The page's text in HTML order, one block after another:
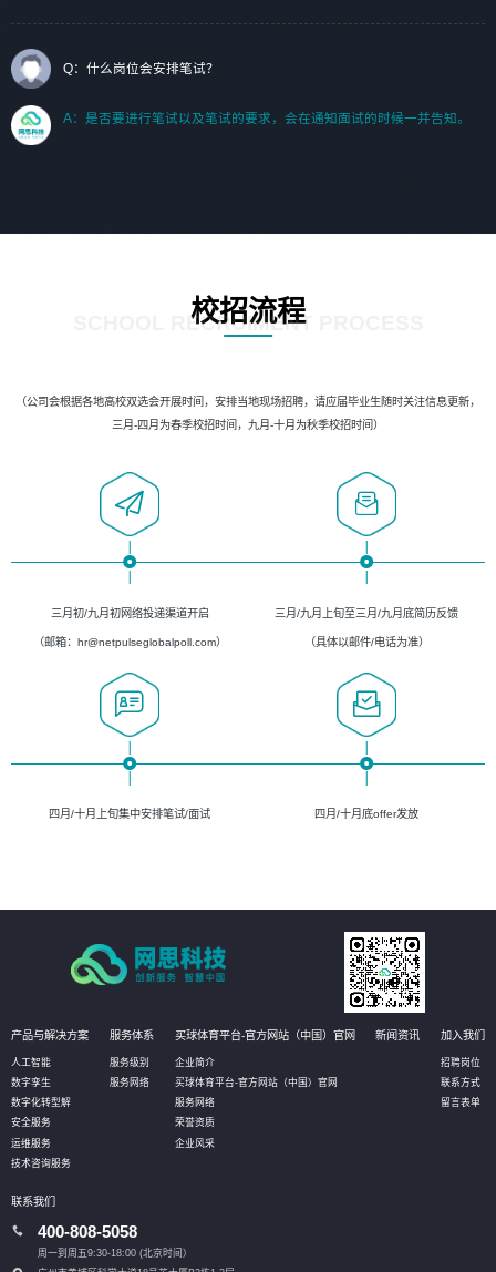
Q：什么岗位会安排笔试？
A：是否要进行笔试以及笔试的要求，会在通知面试的时候一并告知。
校招流程
SCHOOL RECRUIMENT PROCESS
（公司会根据各地高校双选会开展时间，安排当地现场招聘，请应届毕业生随时关注信息更新，
三月-四月为春季校招时间，九月-十月为秋季校招时间）
三月初/九月初网络投递渠道开启
（邮箱：hr@netpulseglobalpoll.com）
三月/九月上旬至三月/九月底简历反馈
（具体以邮件/电话为准）
四月/十月上旬集中安排笔试/面试 四月/十月底offer发放
产品与解决方案
人工智能
数字孪生
数字化转型解
安全服务
运维服务
技术咨询服务
服务体系
服务级别
服务网络
买球体育平台-官方网站（中国）官网
企业简介
买球体育平台-官方网站（中国）官网
服务网络
荣誉资质
企业风采
新闻资讯 加入我们
招聘岗位
联系方式
留言表单
联系我们
400-808-5058
周一到周五9:30-18:00 (北京时间）